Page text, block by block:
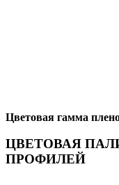
Цветовая гамма
ЦВЕТОВАЯ
ПРОФИЛЕЙ